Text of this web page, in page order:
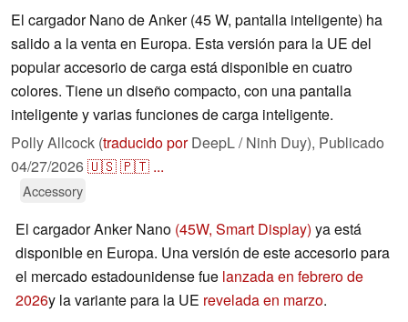
El cargador Nano de Anker (45 W, pantalla inteligente) ha
salido a la venta en Europa. Esta versión para la UE del
popular accesorio de carga está disponible en cuatro
colores. Tiene un diseño compacto, con una pantalla
inteligente y varias funciones de carga inteligente.
Polly Allcock (traducido porDeepL / Ninh Duy), Publicado
04/27/2026🇺🇸🇵🇹 ...
Accessory
El cargador Anker Nano (45W, Smart Display) ya está
disponible en Europa. Una versión de este accesorio para
el mercado estadounidense fue lanzada en febrero de
2026y la variante para la UE revelada en marzo.